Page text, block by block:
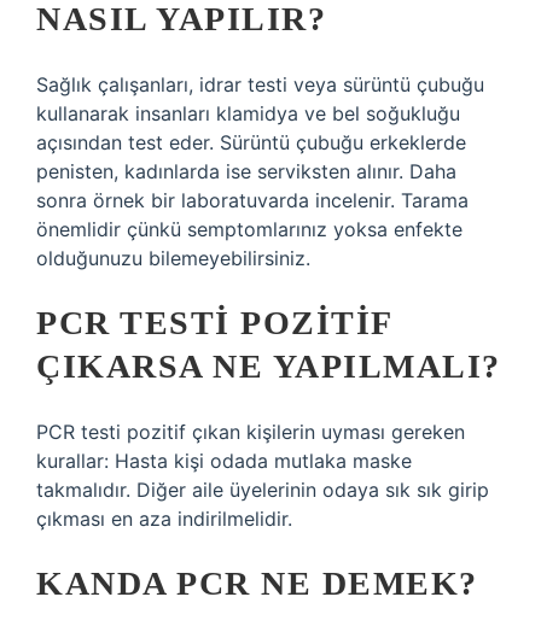
NASIL YAPILIR?
Sağlık çalışanları, idrar testi veya sürüntü çubuğu
kullanarak insanları klamidya ve bel soğukluğu
açısından test eder. Sürüntü çubuğu erkeklerde
penisten, kadınlarda ise serviksten alınır. Daha
sonra örnek bir laboratuvarda incelenir. Tarama
önemlidir çünkü semptomlarınız yoksa enfekte
olduğunuzu bilemeyebilirsiniz.
PCR TESTI POZITIF
ÇIKARSA NE YAPILMALI?
PCR testi pozitif çıkan kişilerin uyması gereken
kurallar: Hasta kişi odada mutlaka maske
takmalıdır. Diğer aile üyelerinin odaya sık sık girip
çıkması en aza indirilmelidir.
KANDA PCR NE DEMEK?